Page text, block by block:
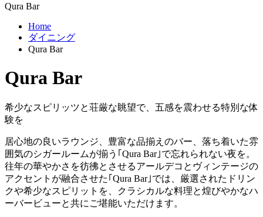
Qura Bar
Home
ダイニング
Qura Bar
Qura Bar
希少なスピリッツと荘厳な眺望で、五感を震わせる特別な体
験を
居心地の良いラウンジ、豊富な品揃えのバー、落ち着いた雰
囲気のシガールームが揃う｢Qura Bar｣で忘れられない夜を。
往年の華やかさを彷彿とさせるアールデコとヴィンテージの
アクセントが融合させた｢Qura Bar｣では、厳選されたドリン
クや希少なスピリットを、クラシカルな料理と煌びやかなハ
ーバービューと共にご堪能いただけます。